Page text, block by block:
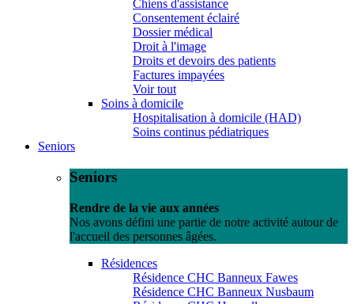
Chiens d'assistance
Consentement éclairé
Dossier médical
Droit à l'image
Droits et devoirs des patients
Factures impayées
Voir tout
Soins à domicile
Hospitalisation à domicile (HAD)
Soins continus pédiatriques
Seniors
Seniors
Rendre de la vie aux années
Nos avons défini une partie de notre activité autour de
l'accueil des personnes âgées.
Résidences
Résidence CHC Banneux Fawes
Résidence CHC Banneux Nusbaum